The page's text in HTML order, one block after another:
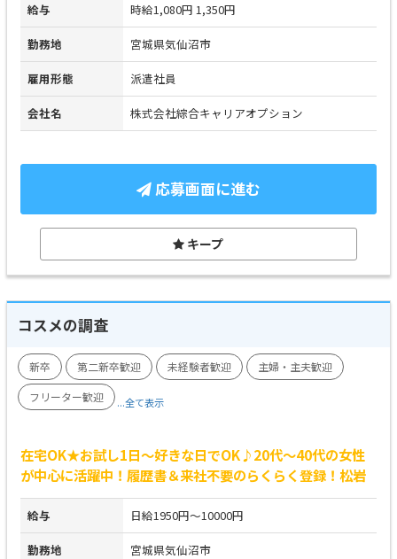
給与 時給1,080円 1,350円
勤務地 宮城県気仙沼市
雇用形態 派遣社員
会社名 株式会社綜合キャリアオプション
応募画面に進む
キープ
コスメの調査
新卒 第二新卒歓迎 未経験者歓迎
主婦・主夫歓迎
フリーター歓迎
...全て表示
在宅OK★お試し1日～好きな日でOK♪20代～40代の女性
が中心に活躍中！履歴書＆来社不要のらくらく登録！松岩
給与 日給1950円～10000円
勤務地 宮城県気仙沼市